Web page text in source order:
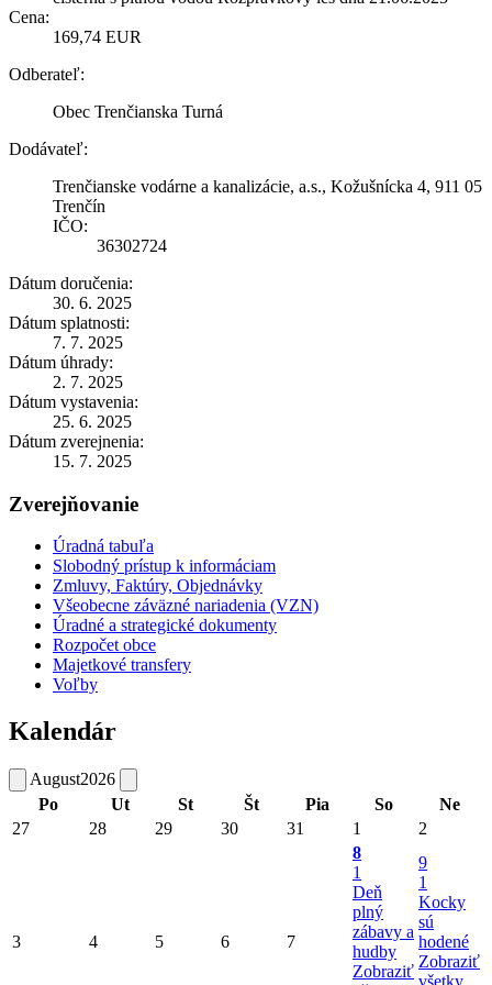
Cena:
169,74 EUR
Odberateľ:
Obec Trenčianska Turná
Dodávateľ:
Trenčianske vodárne a kanalizácie, a.s., Kožušnícka 4, 911 05
Trenčín
IČO:
36302724
Dátum doručenia:
30. 6. 2025
Dátum splatnosti:
7. 7. 2025
Dátum úhrady:
2. 7. 2025
Dátum vystavenia:
25. 6. 2025
Dátum zverejnenia:
15. 7. 2025
Zverejňovanie
Úradná tabuľa
Slobodný prístup k informáciam
Zmluvy, Faktúry, Objednávky
Všeobecne záväzné nariadenia (VZN)
Úradné a strategické dokumenty
Rozpočet obce
Majetkové transfery
Voľby
Kalendár
August2026
Po
Ut St Št Pia So
Ne
27
28 29 30 31 1 2
3 4 5 6 7
8
1
Deň
plný
zábavy a
hudby
Zobraziť
9
1
Kocky
sú
hodené
Zobraziť